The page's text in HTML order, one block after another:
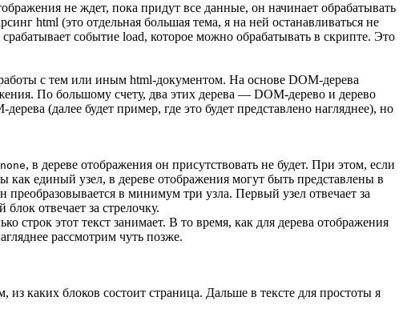
не ждет, пока придут все данные, он начинает обрабатывать
html (это отдельная большая тема, я на ней останавливаться не
событие load, которое можно обрабатывать в скрипте. Это
с тем или иным html-документом. На основе DOM-дерева
По большому счету, два этих дерева — DOM-дерево и дерево
(далее будет пример, где это будет представлено нагляднее), но
, в дереве отображения он присутствовать не будет. При этом, если
единый узел, в дереве отображения могут быть представлены в
в минимум три узла. Первый узел отвечает за
отвечает за стрелочку.
строк этот текст занимает. В то время, как для дерева отображения
рассмотрим чуть позже.
каких блоков состоит страница. Дальше в тексте для простоты я